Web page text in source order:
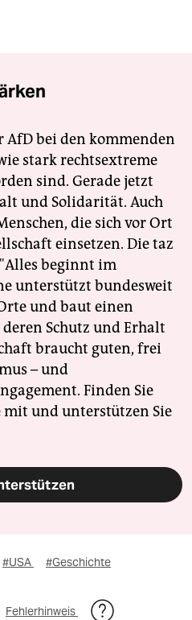
AfD bei den kommenden
stark rechtsextreme
sind. Gerade jetzt
und Solidarität. Auch
die sich vor Ort
einsetzen. Die taz
beginnt im
unterstützt bundesweit
und baut einen
Schutz und Erhalt
braucht guten, frei
– und
Finden Sie
mit und unterstützen Sie
#USA #Geschichte
Fehlerhinweis